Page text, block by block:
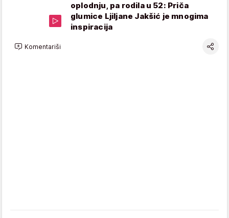
oplodnju, pa rodila u 52: Priča
glumice Ljiljane Jakšić je mnogima
inspiracija
Komentariši